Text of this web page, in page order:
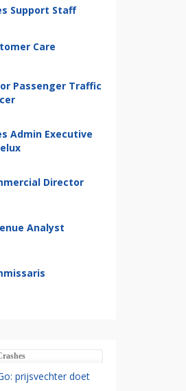
Support Staff
Care
Passenger Traffic
Admin Executive
Director
Analyst
prijsvechter doet